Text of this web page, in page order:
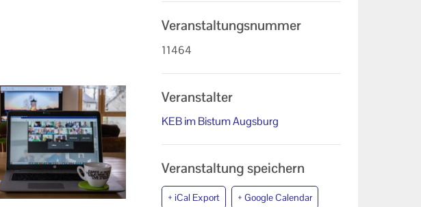
Veranstaltungsnummer
11464
Veranstalter
KEB im Bistum Augsburg
Veranstaltung speichern
+ iCal Export + Google Calendar